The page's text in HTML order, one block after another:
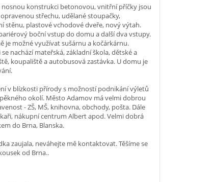
konstrukci betonovou, vnitřní příčky jsou
střechu, udělané stoupačky,
stěnu, plastové vchodové dveře, nový výtah.
boční vstup do domu a další dva vstupy.
je možné využívat sušárnu a kočárkárnu.
nachází mateřská, základní škola, dětské a
koupaliště a autobusová zastávka. U domu je
v blízkosti přírody s možností podnikání výletů
okolí. Město Adamov má velmi dobrou
- ZŠ, MŠ, knihovna, obchody, pošta. Dále
nákupní centrum Albert apod. Velmi dobrá
do Brna, Blanska.
zaujala, neváhejte mě kontaktovat. Těšíme se
od Brna..